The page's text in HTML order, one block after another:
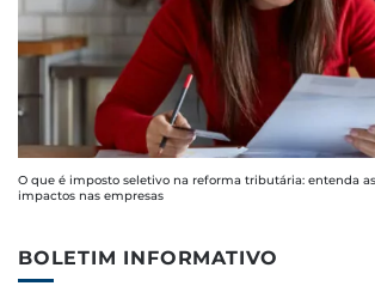
O que é imposto seletivo na reforma tributária: entenda
impactos nas empresas
BOLETIM INFORMATIVO